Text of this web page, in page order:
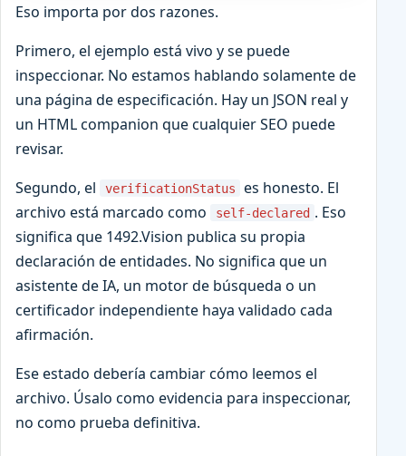
Eso importa por dos razones.
Primero, el ejemplo está vivo y se puede
inspeccionar. No estamos hablando solamente de
una página de especificación. Hay un JSON real y
un HTML companion que cualquier SEO puede
revisar.
Segundo, el
verificationStatus
es honesto. El
archivo está marcado como
self-declared . Eso
significa que 1492.Vision publica su propia
declaración de entidades. No significa que un
asistente de IA, un motor de búsqueda o un
certificador independiente haya validado cada
afirmación.
Ese estado debería cambiar cómo leemos el
archivo. Úsalo como evidencia para inspeccionar,
no como prueba definitiva.